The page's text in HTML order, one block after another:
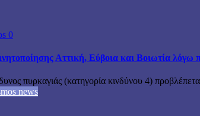
0
Αττική, Εύβοια και Βοιωτία λόγω
πυρκαγιάς (κατηγορία κινδύνου 4)
news